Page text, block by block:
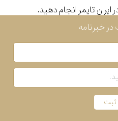
ایران تایمر انجام دهید.
خبرنامه